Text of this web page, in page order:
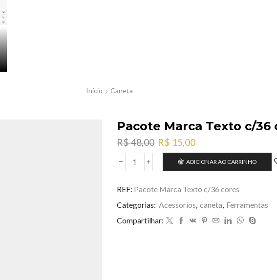
Início Caneta
Pacote Marca Texto c/36
R$48,00 O
preço
original
R$ 48,00.
R$ 15,00O
preço
atual
R$ 15,00.
Pacote
Texto
cores
ADICIONAR AO CARRINHO
REF: Pacote Marca Texto c/36 cores
Categorias: Acessorios, caneta, Ferramentas
Compartilhar: